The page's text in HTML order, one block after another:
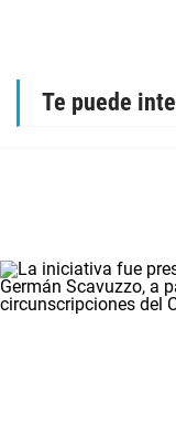
Te puede